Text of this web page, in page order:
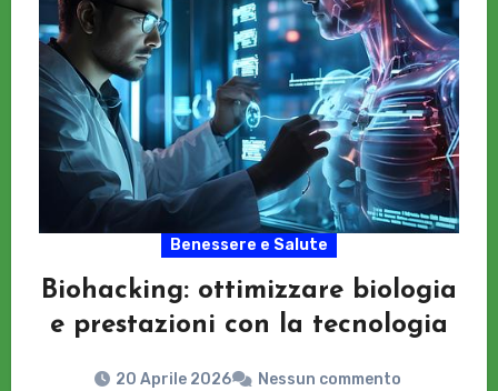
Benessere e Salute
Biohacking: ottimizzare biologia
e prestazioni con la tecnologia
20 Aprile 2026 Nessun commento